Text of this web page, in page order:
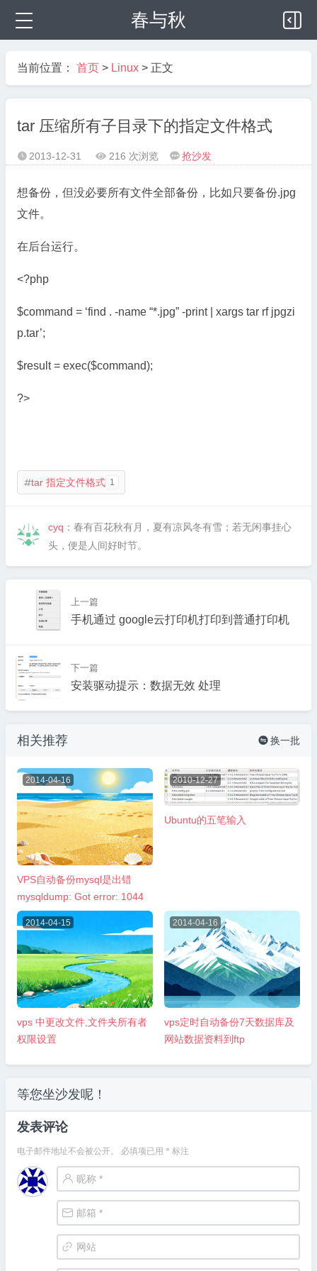
春与秋
当前位置： 首页 > Linux > 正文
tar 压缩所有子目录下的指定文件格式
 2013-12-31  216 次浏览  抢沙发
想备份，但没必要所有文件全部备份，比如只要备份.jpg
文件。
在后台运行。
<?php
$command = ‘find . -name “*.jpg” -print | xargs tar rf jpgzi
p.tar’;
$result = exec($command);
?>
tar 指定文件格式 1
cyq ：春有百花秋有月，夏有凉风冬有雪；若无闲事挂心
头，便是人间好时节。
上一篇
手机通过 google云打印机打印到普通打印机
下一篇
安装驱动提示：数据无效 处理
相关推荐  换一批
2014-04-16
VPS自动备份mysql是出错
mysqldump: Got error: 1044
2010-12-27
Ubuntu的五笔输入
2014-04-15
vps 中更改文件,文件夹所有者
权限设置
2014-04-16
vps定时自动备份7天数据库及
网站数据资料到ftp
等您坐沙发呢！
发表评论
电子邮件地址不会被公开。 必填项已用 * 标注